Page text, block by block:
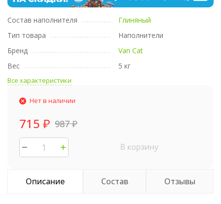
Состав наполнителя
Глиняный
Тип товара
Наполнители
Бренд
Van Cat
Вес
5 кг
Все характеристики
Нет в наличии
715 ₽ 987₽
В корзину
Описание Состав Отзывы